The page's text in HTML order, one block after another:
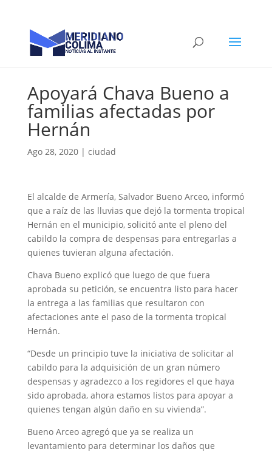
Apoyará Chava Bueno a
familias afectadas por
Hernán
Ago 28, 2020| ciudad
El alcalde de Armería, Salvador Bueno Arceo, informó
que a raíz de las lluvias que dejó la tormenta tropical
Hernán en el municipio, solicitó ante el pleno del
cabildo la compra de despensas para entregarlas a
quienes tuvieran alguna afectación.
Chava Bueno explicó que luego de que fuera
aprobada su petición, se encuentra listo para hacer
la entrega a las familias que resultaron con
afectaciones ante el paso de la tormenta tropical
Hernán.
“Desde un principio tuve la iniciativa de solicitar al
cabildo para la adquisición de un gran número
despensas y agradezco a los regidores el que haya
sido aprobada, ahora estamos listos para apoyar a
quienes tengan algún daño en su vivienda”.
Bueno Arceo agregó que ya se realiza un
levantamiento para determinar los daños que